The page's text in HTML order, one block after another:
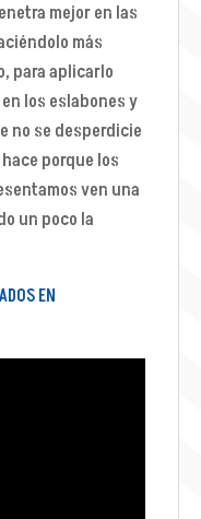
mejor en las
más
para aplicarlo
los eslabones y
no se desperdicie
porque los
ven una
un poco la
EN